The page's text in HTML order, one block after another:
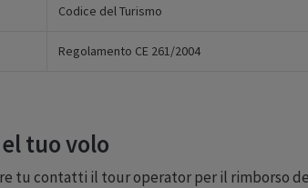
Codice del Turismo
Regolamento CE 261/2004
tuo volo
tu contatti il tour operator per il rimborso